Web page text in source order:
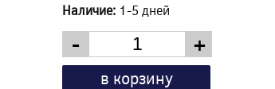
Наличие: 1-5 дней
- +
в корзину